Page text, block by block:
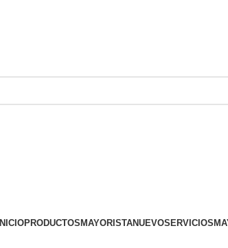
INICIOPRODUCTOS MAYORISTANUEVOSERVICIOS